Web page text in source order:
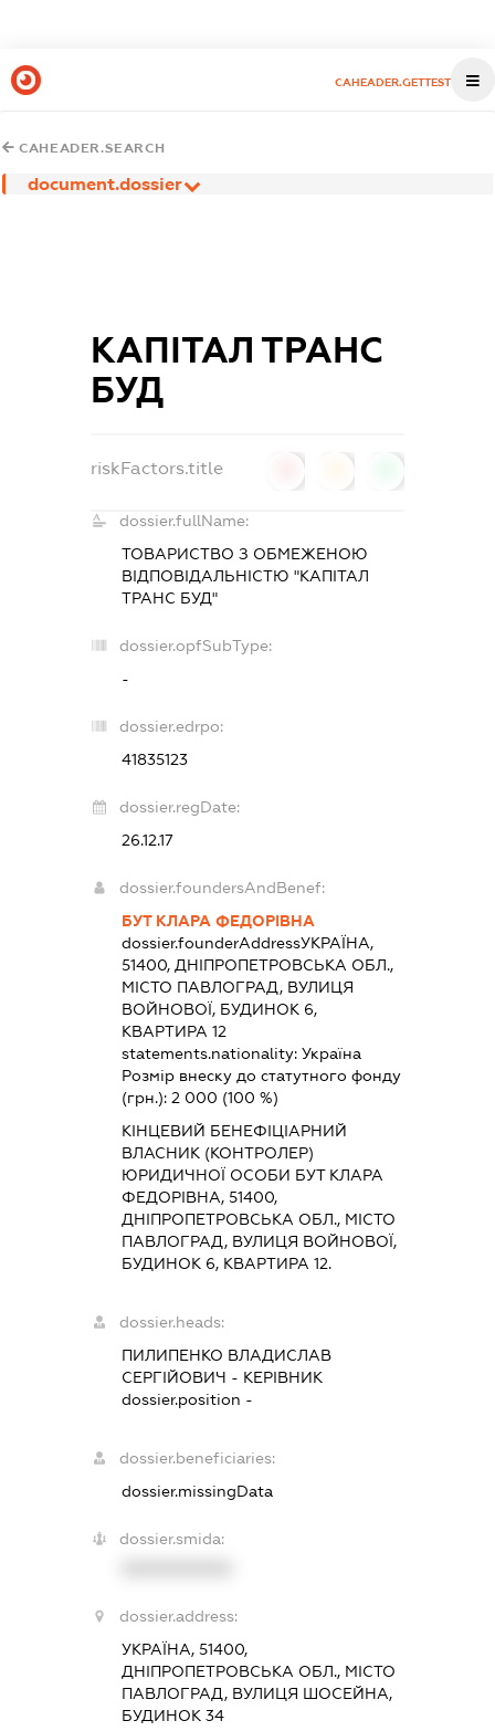
CAHEADER.GETTEST
CAHEADER.SEARCH
document.dossier
КАПІТАЛ ТРАНС
БУД
riskFactors.title
dossier.fullName:
ТОВАРИСТВО З ОБМЕЖЕНОЮ
ВІДПОВІДАЛЬНІСТЮ "КАПІТАЛ
ТРАНС БУД"
dossier.opfSubType:
-
dossier.edrpo:
41835123
dossier.regDate:
26.12.17
dossier.foundersAndBenef:
БУТ КЛАРА ФЕДОРІВНА
dossier.founderAddressУКРАЇНА,
51400, ДНІПРОПЕТРОВСЬКА ОБЛ.,
МІСТО ПАВЛОГРАД, ВУЛИЦЯ
ВОЙНОВОЇ, БУДИНОК 6,
КВАРТИРА 12
statements.nationality: Україна
Розмір внеску до статутного фонду
(грн.): 2 000 (100 %)
КІНЦЕВИЙ БЕНЕФІЦІАРНИЙ
ВЛАСНИК (КОНТРОЛЕР)
ЮРИДИЧНОЇ ОСОБИ БУТ КЛАРА
ФЕДОРІВНА, 51400,
ДНІПРОПЕТРОВСЬКА ОБЛ., МІСТО
ПАВЛОГРАД, ВУЛИЦЯ ВОЙНОВОЇ,
БУДИНОК 6, КВАРТИРА 12.
dossier.heads:
ПИЛИПЕНКО ВЛАДИСЛАВ
СЕРГІЙОВИЧ - КЕРІВНИК
dossier.position -
dossier.beneficiaries:
dossier.missingData
dossier.smida:
dossier.address:
УКРАЇНА, 51400,
ДНІПРОПЕТРОВСЬКА ОБЛ., МІСТО
ПАВЛОГРАД, ВУЛИЦЯ ШОСЕЙНА,
БУДИНОК 34